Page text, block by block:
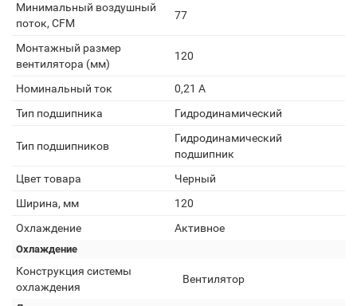
Минимальный воздушный
поток, CFM
77
Монтажный размер
вентилятора (мм)
120
Номинальный ток
0,21 А
Тип подшипника
Гидродинамический
Тип подшипников
Гидродинамический
подшипник
Цвет товара
Черный
Ширина, мм
120
Охлаждение
Активное
Охлаждение
Конструкция системы
охлаждения
Вентилятор